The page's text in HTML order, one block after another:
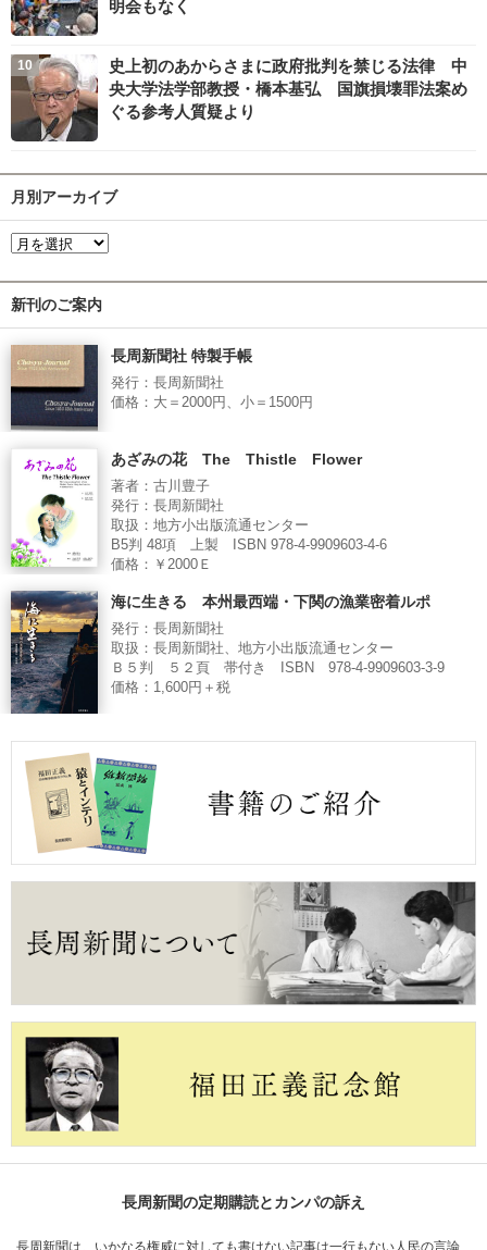
明会もなく
史上初のあからさまに政府批判を禁じる法律 中
央大学法学部教授・橋本基弘 国旗損壊罪法案め
ぐる参考人質疑より
月別アーカイブ
新刊のご案内
長周新聞社 特製手帳
発行：長周新聞社
価格：大＝2000円、小＝1500円
あざみの花 The Thistle Flower
著者：古川豊子
発行：長周新聞社
取扱：地方小出版流通センター
B5判 48項 上製 ISBN 978-4-9909603-4-6
価格：￥2000Ｅ
海に生きる 本州最西端・下関の漁業密着ルポ
発行：長周新聞社
取扱：長周新聞社、地方小出版流通センター
Ｂ５判 ５２頁 帯付き ISBN 978-4-9909603-3-9
価格：1,600円＋税
長周新聞の定期購読とカンパの訴え
長周新聞は、いかなる権威に対しても書けない記事は一行もない人民の言論